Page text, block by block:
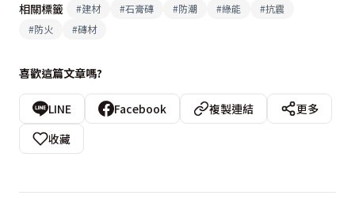
相關標籤 #建材 #石膏磚 #防潮 #綠能 #抗震
#防火 #磚材
喜歡這篇文章嗎?
LINE Facebook 複製連結
更多
收藏